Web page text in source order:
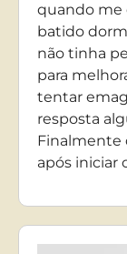
quando me
batido
não tinha
para
tentar
resposta
Finalmente
após iniciar